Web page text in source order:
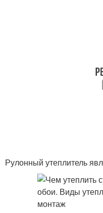
Рулонный утеплитель